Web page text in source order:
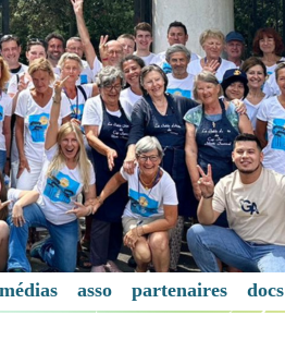
médias asso partenaires docs